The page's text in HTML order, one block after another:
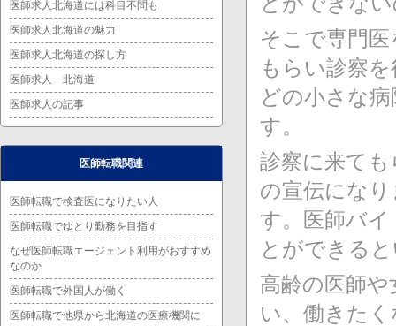
そこで専門
もらい診察
どの小さな
す。
診察に来て
の宣伝にな
す。医師バ
とができる
高齢の医師
い、働きた
医師求人北海道には科目不問も
医師求人北海道の魅力
医師求人北海道の探し方
医師求人 北海道
医師求人の記事
医師転職関連
医師転職で検査医になりたい人
医師転職でゆとり勤務を目指す
なぜ医師転職エージェント利用がおすすめ
なのか
医師転職で外国人が働く
医師転職で他県から北海道の医療機関に